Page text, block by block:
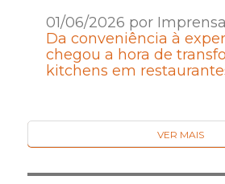
01/06/2026 por Imprensa
Da conveniência à
chegou a hora de
kitchens em
VER MAIS